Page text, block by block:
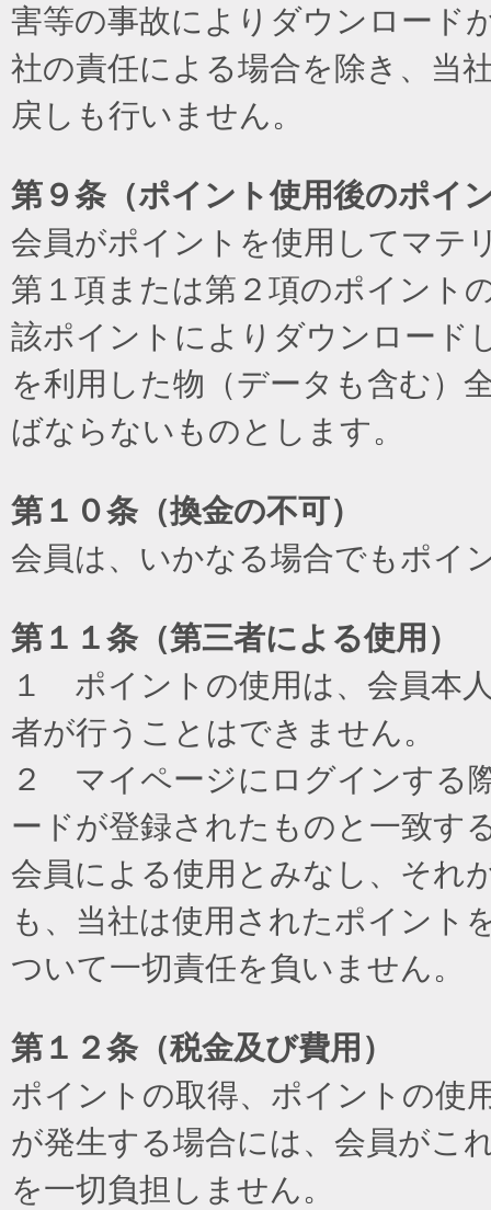
害等の事故によりダウンロード
社の責任による場合を除き、当
戻しも行いません。
第９条（ポイント使用後のポイ
会員がポイントを使用してマテ
第１項または第２項のポイント
該ポイントによりダウンロード
を利用した物（データも含む）
ばならないものとします。
第１０条（換金の不可）
会員は、いかなる場合でもポイ
第１１条（第三者による使用）
１ ポイントの使用は、会員本
者が行うことはできません。
２ マイページにログインする
ードが登録されたものと一致す
会員による使用とみなし、それ
も、当社は使用されたポイント
ついて一切責任を負いません。
第１２条（税金及び費用）
ポイントの取得、ポイントの使
が発生する場合には、会員がこ
を一切負担しません。